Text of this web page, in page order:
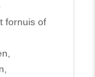
fornuis of